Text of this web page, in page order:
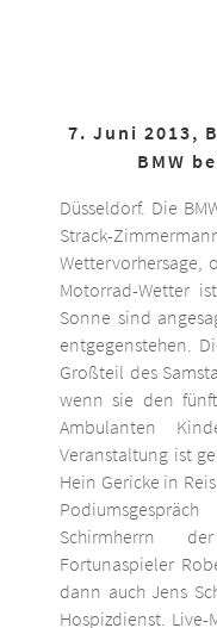
7. Juni 2013,
BMW
Düsseldorf. Die
Strack-
Wettervorhersage,
Motorrad-Wetter
Sonne sind
entgegenstehen.
Großteil des
wenn sie den
Ambulanten
Veranstaltung ist
Hein Gericke in
Schirmherrn
Fortunaspieler
dann auch Jens
Hospizdienst.